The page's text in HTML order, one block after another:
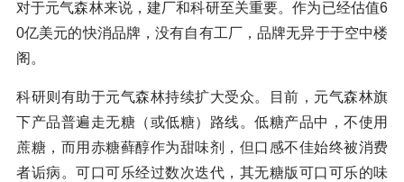
对于元气森林来说，建厂和科研至关重要。作为已经估值6
0亿美元的快消品牌，没有自有工厂，品牌无异于于空中楼
阁。
科研则有助于元气森林持续扩大受众。目前，元气森林旗
下产品普遍走无糖（或低糖）路线。低糖产品中，不使用
蔗糖，而用赤糖藓醇作为甜味剂，但口感不佳始终被消费
者诟病。可口可乐经过数次迭代，其无糖版可口可乐的味